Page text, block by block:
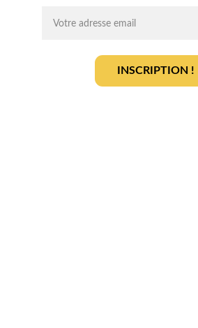
INSCRIPTION !